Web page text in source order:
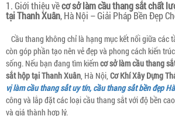
1. Giới thiệu vềcơ sở làm cầu thang sắt chất
tại Thanh Xuân, Hà Nội – Giải Pháp Bền Đẹp
Cầu thang không chỉ là hạng mục kết nối giữa các
còn góp phần tạo nên vẻ đẹp và phong cách kiến
sống. Nếu bạn đang tìm kiếmcơ sở làm cầu thang
sắt hộp tại Thanh Xuân, Hà Nội, Cơ Khí Xây Dựng
vị làm cầu thang sắt uy tín, cầu thang sắt bền đẹp
công và lắp đặt các loại cầu thang sắt với độ bền
và giá thành hợp lý.